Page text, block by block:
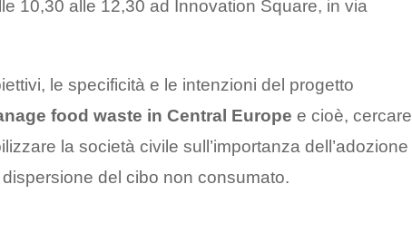
10,30 alle 12,30 ad Innovation Square, in via
le specificità e le intenzioni del progetto
food waste in Central Europe e cioè, cercare
la società civile sull’importanza dell’adozione
del cibo non consumato.